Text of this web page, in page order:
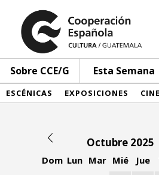
Sobre CCE/G Esta Semana
ESCÉNICAS EXPOSICIONES CINE
Octubre 2025
Dom Lun Mar Mié Jue